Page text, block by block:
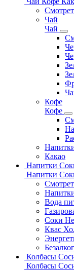
Чай
Чай
Кофе
Кофе
Какао
Напитки
Напитки
Вода
Соки
Квас
Колбасы
Колбасы